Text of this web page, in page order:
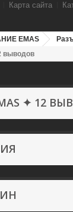
Карта сайта
EMAS
выводов
✦ 12